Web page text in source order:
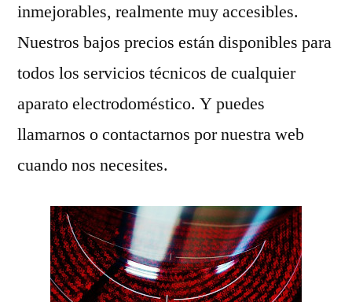
inmejorables, realmente muy accesibles.
Nuestros bajos precios están disponibles para
todos los servicios técnicos de cualquier
aparato electrodoméstico. Y puedes
llamarnos o contactarnos por nuestra web
cuando nos necesites.